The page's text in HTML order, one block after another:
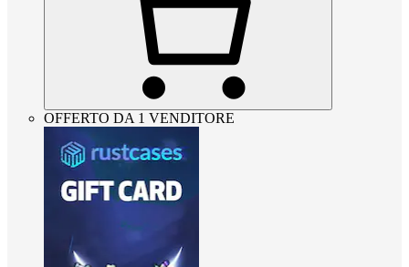
OFFERTO DA 1 VENDITORE